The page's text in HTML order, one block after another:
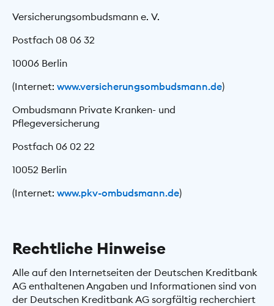
Versicherungsombudsmann e. V.
Postfach 08 06 32
10006 Berlin
(Internet: www.versicherungsombudsmann.de)
Ombudsmann Private Kranken- und
Pflegeversicherung
Postfach 06 02 22
10052 Berlin
(Internet: www.pkv-ombudsmann.de)
Rechtliche Hinweise
Alle auf den Internetseiten der Deutschen Kreditbank
AG enthaltenen Angaben und Informationen sind von
der Deutschen Kreditbank AG sorgfältig recherchiert